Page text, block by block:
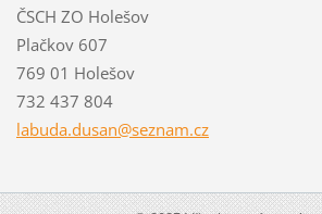
ČSCH ZO Holešov
Plačkov 607
769 01 Holešov
732 437 804
labuda.dusan@seznam.cz